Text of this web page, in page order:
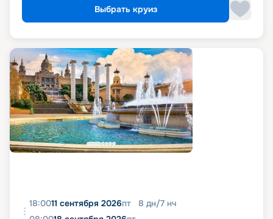
Выбрать круиз
18:0011 сентября 2026пт 8 дн/7 нч